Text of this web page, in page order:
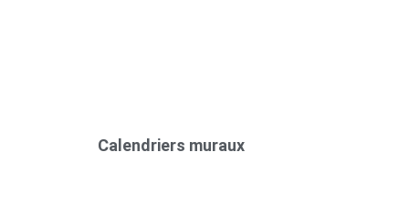
Calendriers muraux